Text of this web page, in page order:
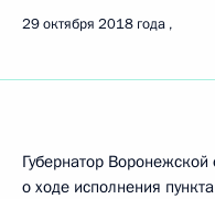
29 октября 2018 года
Губернатор
о ходе исполнения